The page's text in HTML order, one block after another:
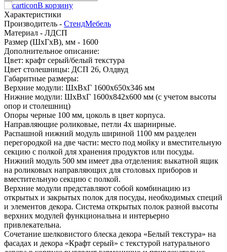
В корзину
Характеристики
Производитель - СтендМебель
Материал - ЛДСП
Размер (ШхГхВ), мм - 1600
Дополнительное описание:
Цвет: крафт серый/белый текстура
Цвет столешницы: ДСП 26, Олдвуд
Габаритные размеры:
Верхние модули: ШхВхГ 1600х650х346 мм
Нижние модули: ШхВхГ 1600х842х600 мм (с учетом высоты
опор и столешниц)
Опоры черные 100 мм, цоколь в цвет корпуса.
Направляющие роликовые, петли 4х шарнирные.
Распашной нижний модуль шириной 1100 мм разделен
перегородкой на две части: место под мойку и вместительную
секцию с полкой для хранения продуктов или посуды.
Нижний модуль 500 мм имеет два отделения: выкатной ящик
на роликовых направляющих для столовых приборов и
вместительную секцию с полкой.
Верхние модули представляют собой комбинацию из
открытых и закрытых полок для посуды, необходимых специй
и элементов декора. Система открытых полок разной высоты
верхних модулей функциональна и интерьерно
привлекательна.
Сочетание шелковистого блеска декора «Белый текстура» на
фасадах и декора «Крафт серый» с текстурой натурального